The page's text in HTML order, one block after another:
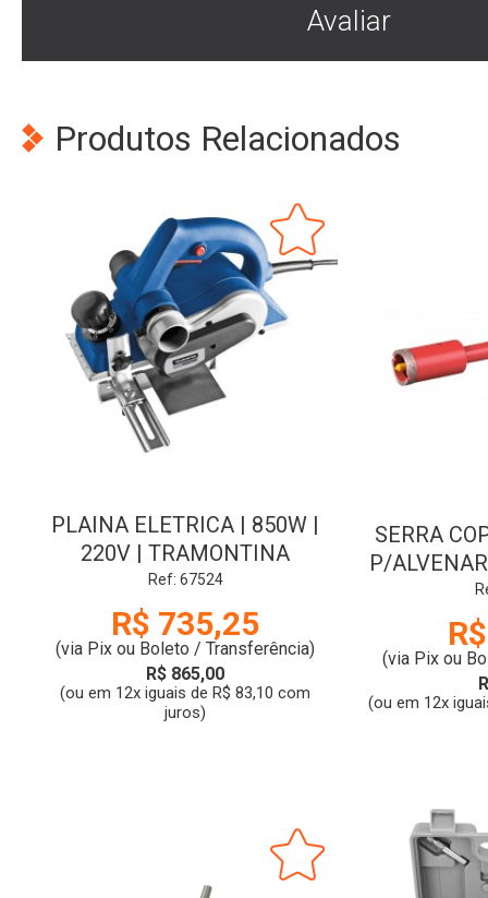
Avaliar
Produtos Relacionados
PLAINA ELETRICA | 850W |
220V | TRAMONTINA
Ref: 67524
R$ 735,25
(via Pix ou Boleto / Transferência)
R$ 865,00
(ou em 12x iguais de R$ 83,10 com
juros)
SERRA
P/
PINO
(via Pix ou
(ou em 12x